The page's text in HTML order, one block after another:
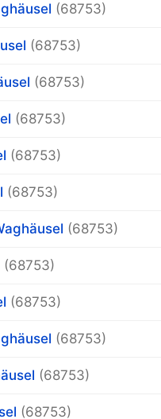
(68753)
(68753)
(68753)
(68753)
(68753)
(68753)
(68753)
(68753)
(68753)
(68753)
(68753)
(68753)